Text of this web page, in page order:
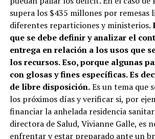
supera los $435 millones por remesas
diferentes reparticiones y ministerios.
que se debe definir y analizar el
entrega en relación a los usos que
los recursos. Eso, porque algunas
con glosas y fines específicas. Es
de libre disposición.Es un tema que
los próximos días y verificar si, por
financiar la anhelada residencia
directora de Salud, Vivianne Galle, es
enfrentar y estar preparado ante un